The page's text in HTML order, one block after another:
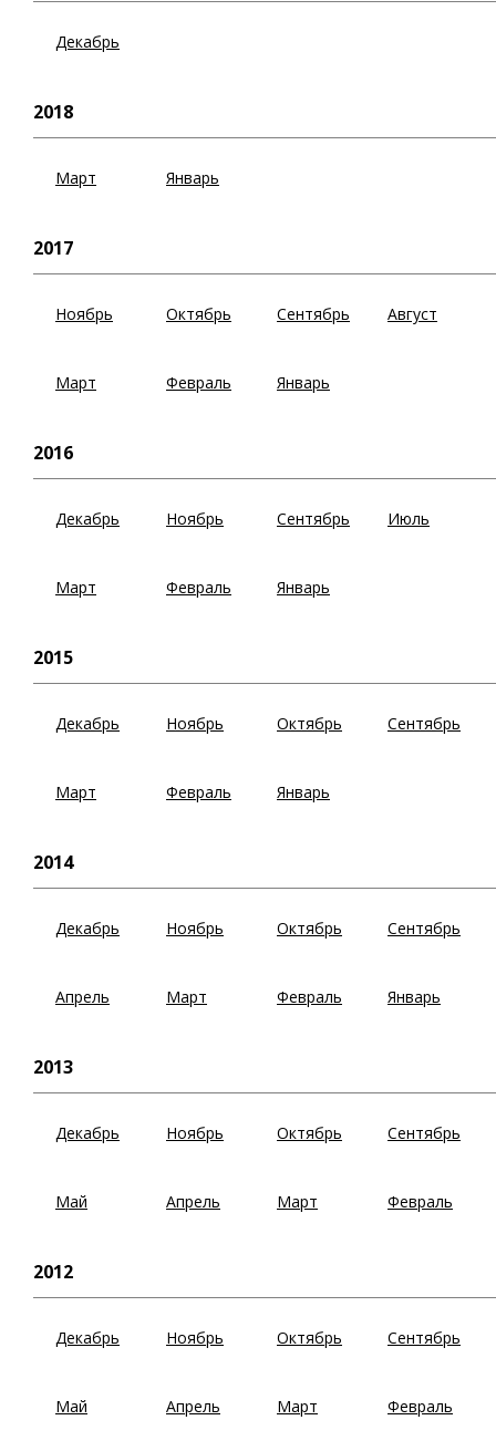
Декабрь
2018
Март Январь
2017
Ноябрь Октябрь Сентябрь Август
Март Февраль Январь
2016
Декабрь Ноябрь Сентябрь Июль
Март Февраль Январь
2015
Декабрь Ноябрь Октябрь Сентябрь
Март Февраль Январь
2014
Декабрь Ноябрь Октябрь Сентябрь
Апрель Март Февраль Январь
2013
Декабрь Ноябрь Октябрь Сентябрь
Май Апрель Март Февраль
2012
Декабрь Ноябрь Октябрь Сентябрь
Май Апрель Март Февраль